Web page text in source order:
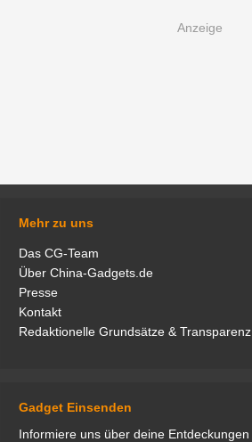
Mehr zu uns
Das CG-Team
Über China-Gadgets.de
Presse
Kontakt
Redaktionelle Grundsätze & Transparenz
Gadget Einsenden
Informiere uns über deine Entdeckungen